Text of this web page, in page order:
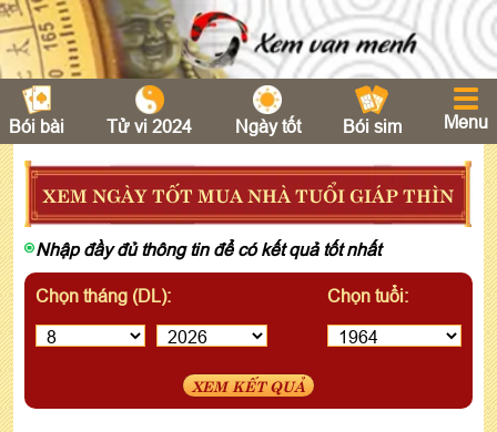
Bói bài Tử vi 2024 Ngày tốt Bói sim Menu
XEM NGÀY TỐT MUA NHÀ TUỔI GIÁP THÌN
Nhập đầy đủ thông tin để có kết quả tốt nhất
Chọn tháng (DL): Chọn tuổi:
XEM KẾT QUẢ